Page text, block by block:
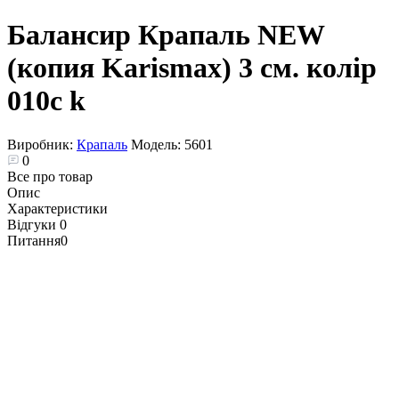
Балансир Крапаль NEW
(копия Karismax) 3 см. колір
010c k
Виробник: Крапаль Модель: 5601
0
Все про товар
Опис
Характеристики
Відгуки 0
Питання0